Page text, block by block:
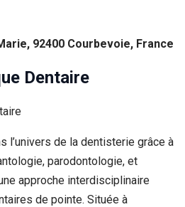
92400 Courbevoie, France
Dentaire
l’univers de la dentisterie grâce à
parodontologie, et
approche interdisciplinaire
de pointe. Située à